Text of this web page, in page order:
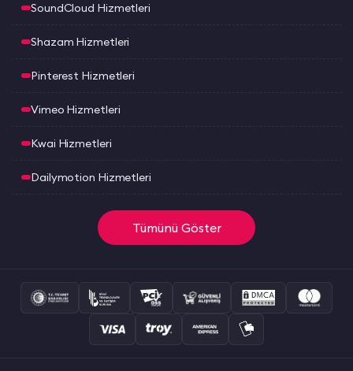
SoundCloud Hizmetleri
Shazam Hizmetleri
Pinterest Hizmetleri
Vimeo Hizmetleri
Kwai Hizmetleri
Dailymotion Hizmetleri
Tümünü Göster